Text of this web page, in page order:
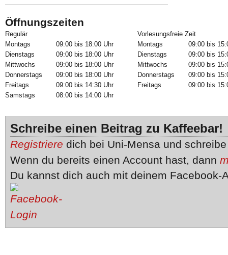
Öffnungszeiten
Regulär
Montags
09:00 bis 18:00 Uhr
Dienstags
09:00 bis 18:00 Uhr
Mittwochs
09:00 bis 18:00 Uhr
Donnerstags
09:00 bis 18:00 Uhr
Freitags
09:00 bis 14:30 Uhr
Samstags
08:00 bis 14:00 Uhr
Vorlesungsfreie Zeit
Montags
09:00 bis
Dienstags
09:00 bis
Mittwochs
09:00 bis
Donnerstags
09:00 bis
Freitags
09:00 bis
Schreibe einen Beitrag zu Kaffeebar!
Registriere dich bei Uni-Mensa und
Wenn du bereits einen Account hast, dann
Du kannst dich auch mit deinem Facebook-